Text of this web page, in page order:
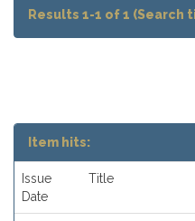
Results 1-1 of 1 (Search
Item hits:
Issue
Date
Title